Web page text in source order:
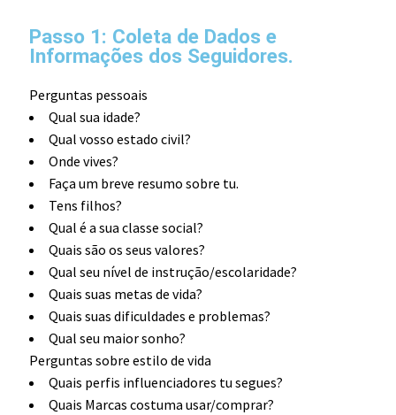
Passo 1: Coleta de Dados e
Informações dos Seguidores.
Perguntas pessoais
Qual sua idade?
Qual vosso estado civil?
Onde vives?
Faça um breve resumo sobre tu.
Tens filhos?
Qual é a sua classe social?
Quais são os seus valores?
Qual seu nível de instrução/escolaridade?
Quais suas metas de vida?
Quais suas dificuldades e problemas?
Qual seu maior sonho?
Perguntas sobre estilo de vida
Quais perfis influenciadores tu segues?
Quais Marcas costuma usar/comprar?